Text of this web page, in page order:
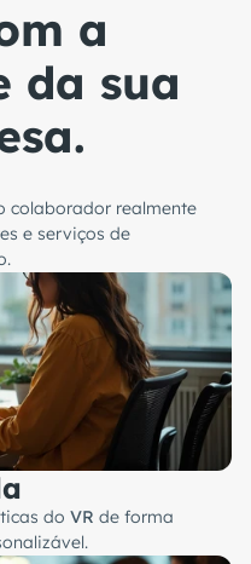
a
da sua
colaborador realmente
e serviços de
do VR de forma